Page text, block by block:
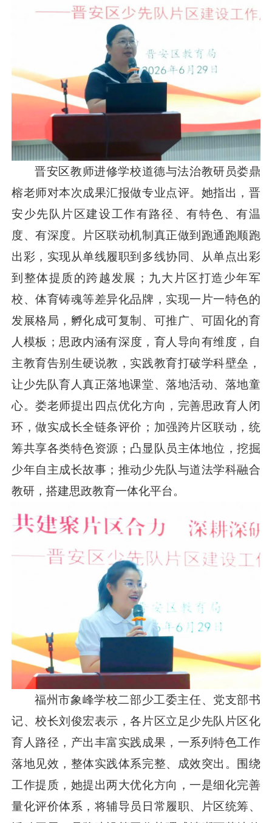
晋安区教师进修学校道德与法治教研员娄鼎
榕老师对本次成果汇报做专业点评。她指出，晋
安少先队片区建设工作有路径、有特色、有温
度、有深度。片区联动机制真正做到跑通跑顺跑
出彩，实现从单线履职到多线协同、从单点出彩
到整体提质的跨越发展；九大片区打造少年军
校、体育铸魂等差异化品牌，实现一片一特色的
发展格局，孵化成可复制、可推广、可固化的育
人模板；思政内涵有深度，育人导向有维度，自
主教育告别生硬说教，实践教育打破学科壁垒，
让少先队育人真正落地课堂、落地活动、落地童
心。娄老师提出四点优化方向，完善思政育人闭
环，做实成长全链条评价；加强跨片区联动，统
筹共享各类特色资源；凸显队员主体地位，挖掘
少年自主成长故事；推动少先队与道法学科融合
教研，搭建思政教育一体化平台。
福州市象峰学校二部少工委主任、党支部书
记、校长刘俊宏表示，各片区立足少先队片区化
育人路径，产出丰富实践成果，一系列特色工作
落地见效，整体实践体系完整、成效突出。围绕
工作提质，她提出两大优化方向，一是细化完善
量化评价体系，将辅导员日常履职、片区统筹、